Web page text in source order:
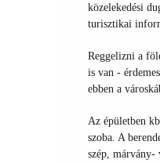
közelekedési
turisztikai
Reggelizni a
is van -
ebben a
Az épületben
szoba. A
szép,